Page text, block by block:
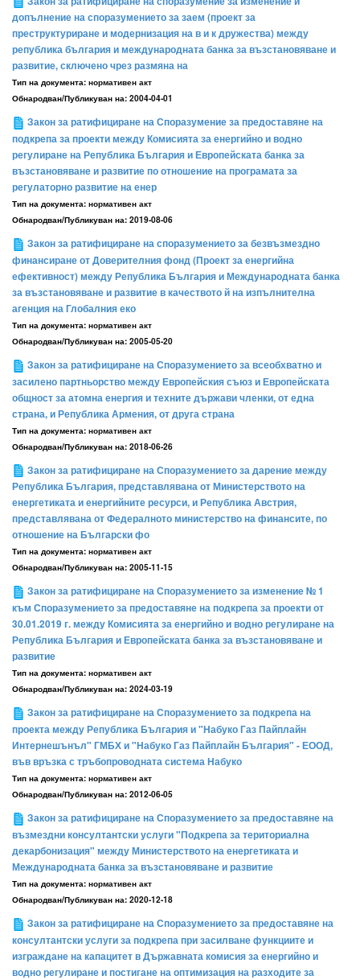
допълнение на споразумението за заем (проект за
преструктуриране и модернизация на в и к дружества) между
република българия и международната банка за възстановяване и
развитие, сключено чрез размяна на
Тип на документа: нормативен акт
Обнародван/Публикуван на: 2004-04-01
Закон за ратифициране на Споразумение за предоставяне на
подкрепа за проекти между Комисията за енергийно и водно
регулиране на Република България и Европейската банка за
възстановяване и развитие по отношение на програмата за
регулаторно развитие на енер
Тип на документа: нормативен акт
Обнародван/Публикуван на: 2019-08-06
Закон за ратифициране на споразумението за безвъзмездно
финансиране от Доверителния фонд (Проект за енергийна
ефективност) между Република България и Международната банка
за възстановяване и развитие в качеството й на изпълнителна
агенция на Глобалния еко
Тип на документа: нормативен акт
Обнародван/Публикуван на: 2005-05-20
Закон за ратифициране на Споразумението за всеобхватно и
засилено партньорство между Европейския съюз и Европейската
общност за атомна енергия и техните държави членки, от една
страна, и Република Армения, от друга страна
Тип на документа: нормативен акт
Обнародван/Публикуван на: 2018-06-26
Закон за ратифициране на Споразумението за дарение между
Република България, представлявана от Министерството на
енергетиката и енергийните ресурси, и Република Австрия,
представлявана от Федералното министерство на финансите, по
отношение на Български фо
Тип на документа: нормативен акт
Обнародван/Публикуван на: 2005-11-15
Закон за ратифициране на Споразумението за изменение № 1
към Споразумението за предоставяне на подкрепа за проекти от
30.01.2019 г. между Комисията за енергийно и водно регулиране на
Република България и Европейската банка за възстановяване и
развитие
Тип на документа: нормативен акт
Обнародван/Публикуван на: 2024-03-19
Закон за ратифициране на Споразумението за подкрепа на
проекта между Република България и "Набуко Газ Пайплайн
Интернешънъл" ГМБХ и "Набуко Газ Пайплайн България" - ЕООД,
във връзка с тръбопроводната система Набуко
Тип на документа: нормативен акт
Обнародван/Публикуван на: 2012-06-05
Закон за ратифициране на Споразумението за предоставяне на
възмездни консултантски услуги "Подкрепа за териториална
декарбонизация" между Министерството на енергетиката и
Международната банка за възстановяване и развитие
Тип на документа: нормативен акт
Обнародван/Публикуван на: 2020-12-18
Закон за ратифициране на Споразумението за предоставяне на
консултантски услуги за подкрепа при засилване функциите и
изграждане на капацитет в Държавната комисия за енергийно и
водно регулиране и постигане на оптимизация на разходите за